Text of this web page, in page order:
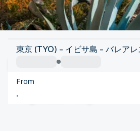
Spain
Spain
東京 (TYO) - イビサ島 - バレアレ
From